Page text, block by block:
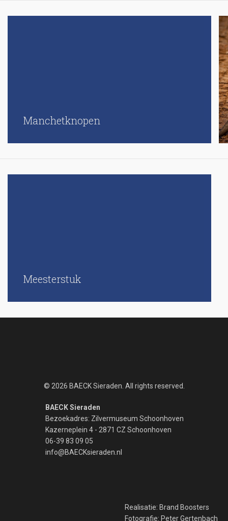
Manchetknopen
Meesterstuk
© 2026 BAECK Sieraden. All rights reserved.
BAECK Sieraden
Bezoekadres: Zilvermuseum Schoonhoven
Kazerneplein 4 - 2871 CZ Schoonhoven
06-39 83 09 05
info@BAECKsieraden.nl
Realisatie: Brand Boosters
Fotografie: Peter Gertenbach